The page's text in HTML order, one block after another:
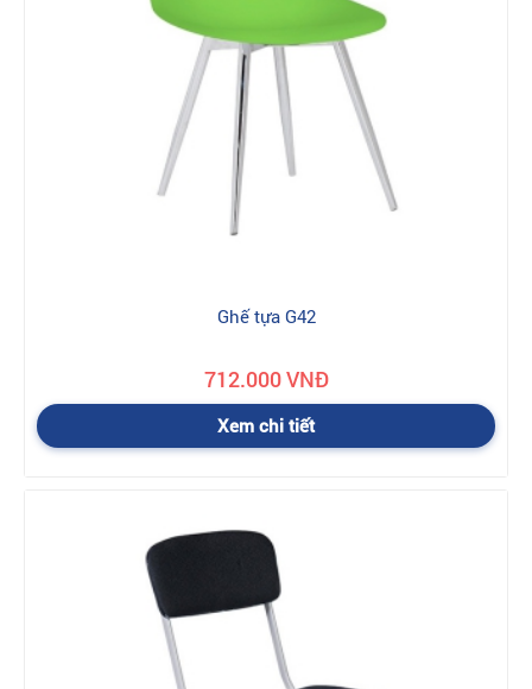
Ghế tựa G42
712.000 VNĐ
Xem chi tiết